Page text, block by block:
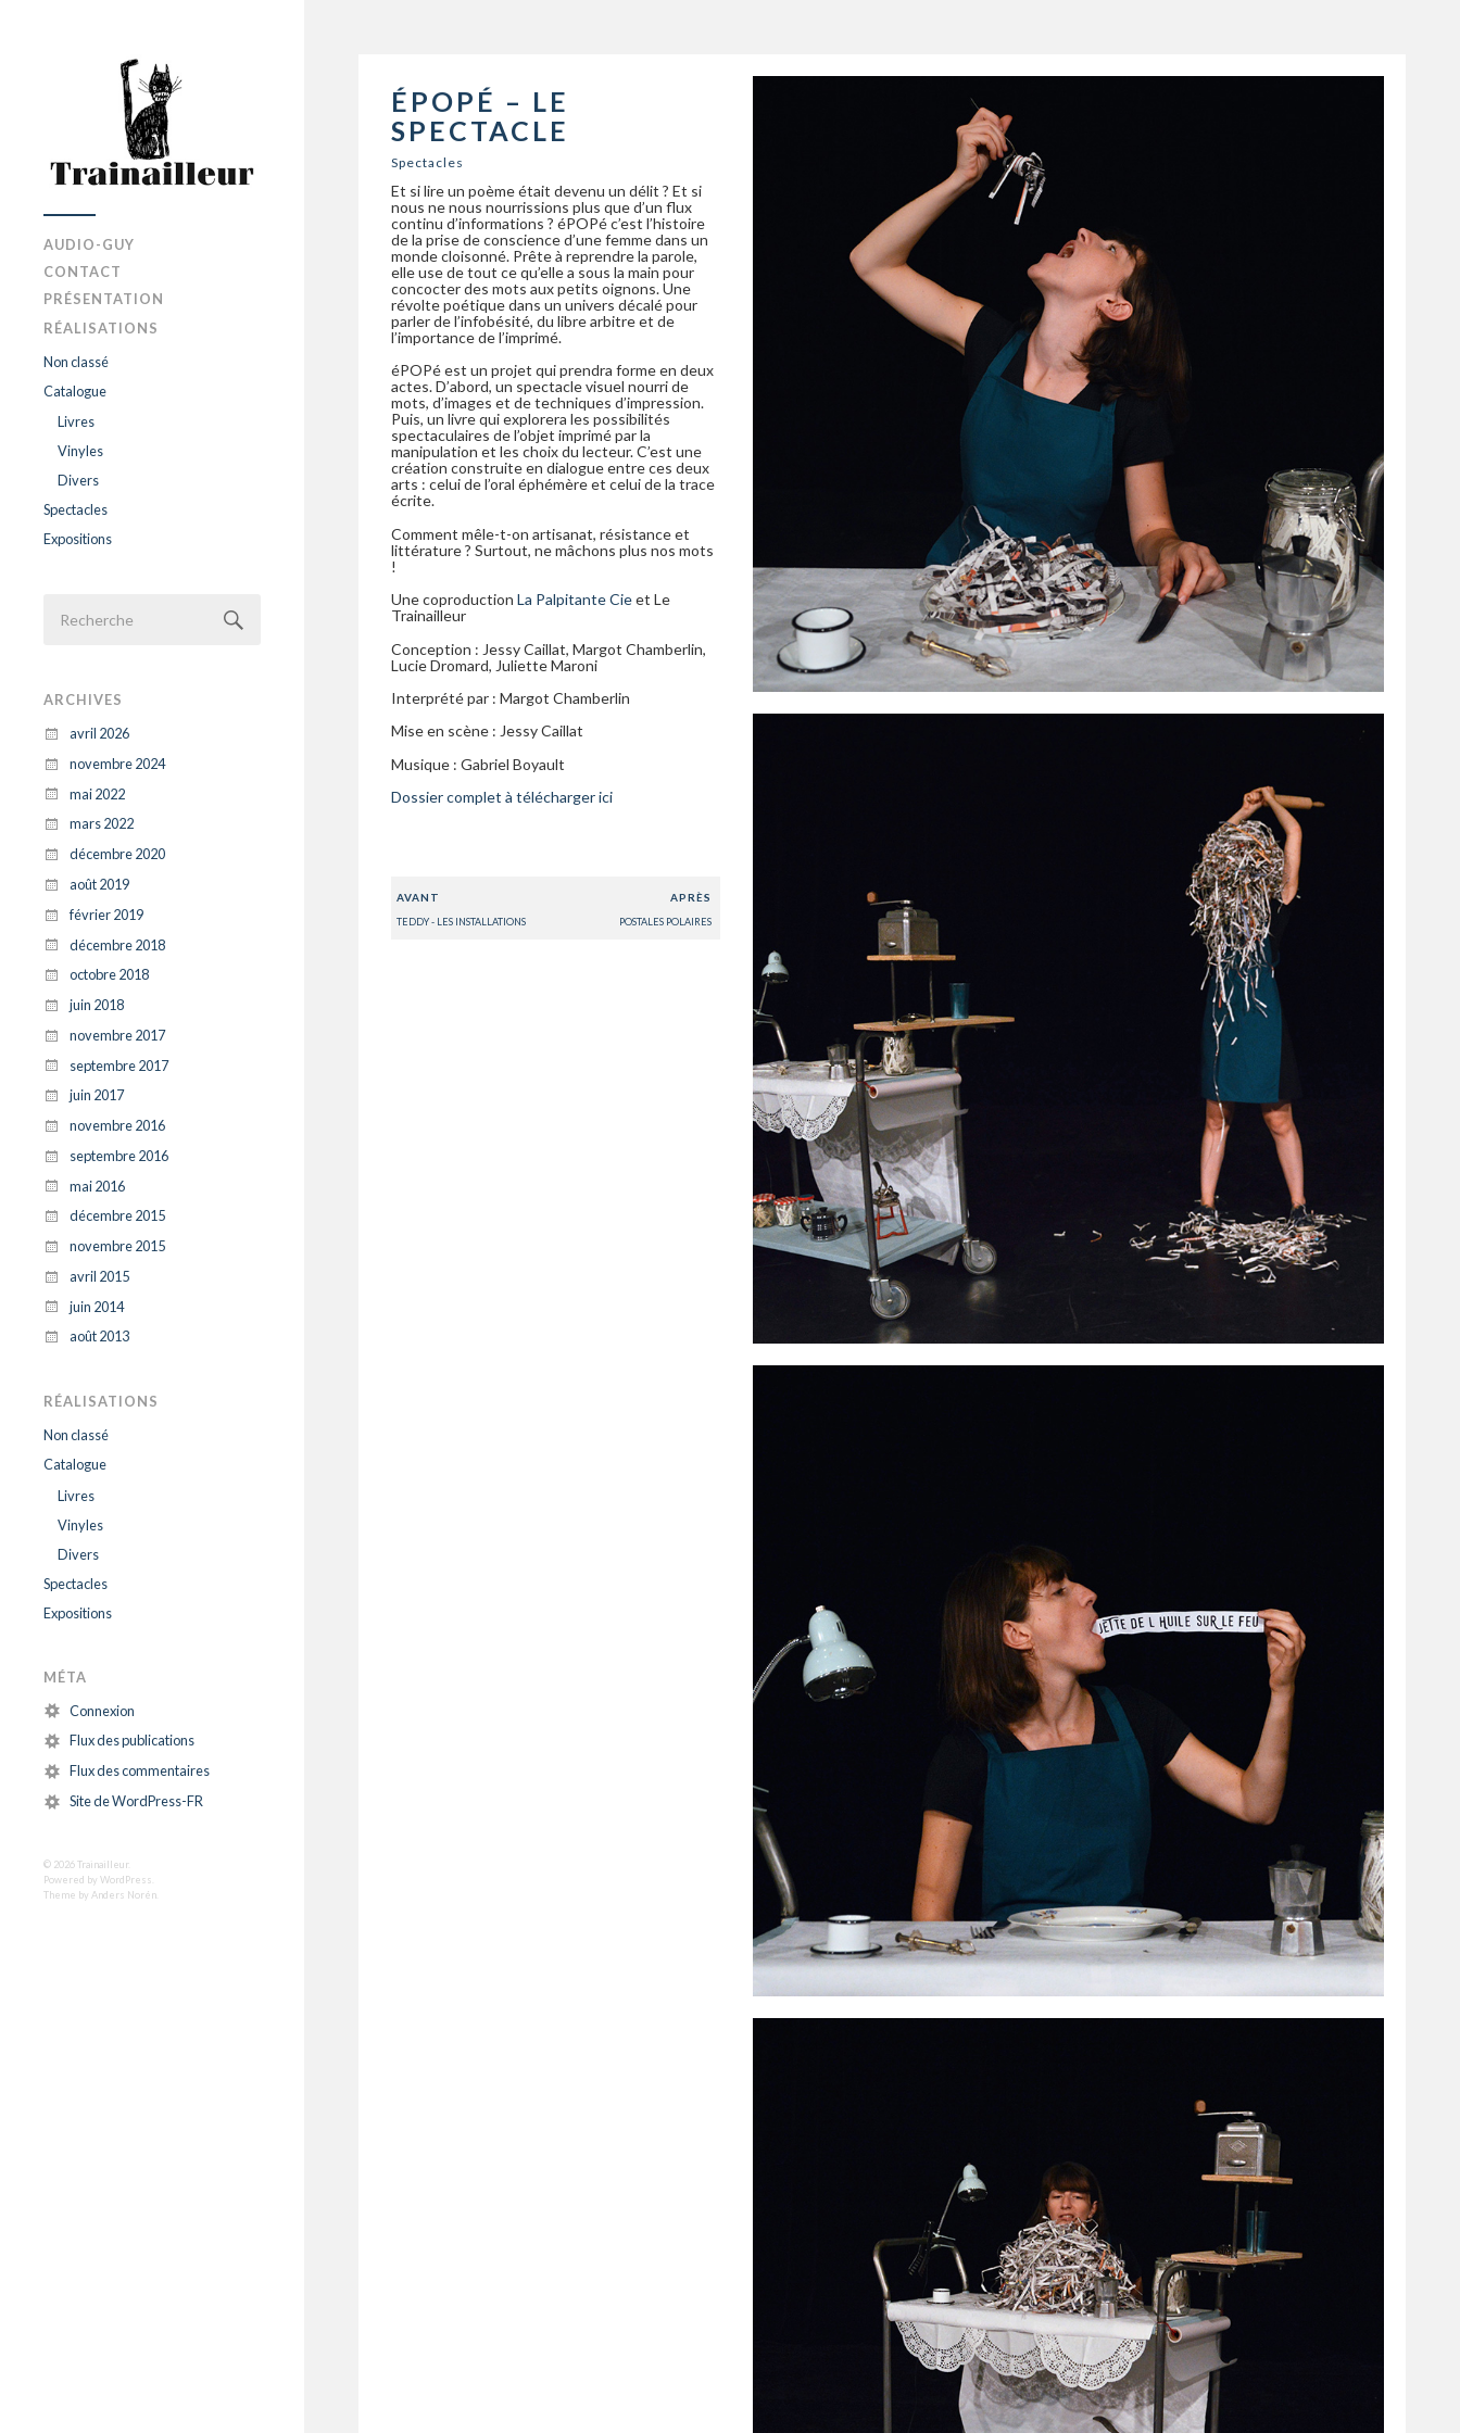
AUDIO-GUY
CONTACT
PRÉSENTATION
RÉALISATIONS
Non classé
Catalogue
Livres
Vinyles
Divers
Spectacles
Expositions
ARCHIVES
avril 2026
novembre 2024
mai 2022
mars 2022
décembre 2020
août 2019
février 2019
décembre 2018
octobre 2018
juin 2018
novembre 2017
septembre 2017
juin 2017
novembre 2016
septembre 2016
mai 2016
décembre 2015
novembre 2015
avril 2015
juin 2014
août 2013
RÉALISATIONS
Non classé
Catalogue
Livres
Vinyles
Divers
Spectacles
Expositions
MÉTA
Connexion
Flux des publications
Flux des commentaires
Site de WordPress-FR
© 2026Trainailleur.
Powered by WordPress
Theme by Anders Norén
ÉPOPÉ – LE
SPECTACLE
Spectacles
Et si lire un poème était devenu un délit ? Et si
nous ne nous nourrissions plus que d’un flux
continu d’informations ? éPOPé c’est l’histoire
de la prise de conscience d’une femme dans un
monde cloisonné. Prête à reprendre la parole,
elle use de tout ce qu’elle a sous la main pour
concocter des mots aux petits oignons. Une
révolte poétique dans un univers décalé pour
parler de l’infobésité, du libre arbitre et de
l’importance de l’imprimé.
éPOPé est un projet qui prendra forme en deux
actes. D’abord, un spectacle visuel nourri de
mots, d’images et de techniques d’impression.
Puis, un livre qui explorera les possibilités
spectaculaires de l’objet imprimé par la
manipulation et les choix du lecteur. C’est une
création construite en dialogue entre ces deux
arts : celui de l’oral éphémère et celui de la trace
écrite.
Comment mêle-t-on artisanat, résistance et
littérature ? Surtout, ne mâchons plus nos mots
!
Une coproduction La Palpitante Cieet Le
Trainailleur
Conception : Jessy Caillat, Margot Chamberlin,
Lucie Dromard, Juliette Maroni
Interprété par : Margot Chamberlin
Mise en scène : Jessy Caillat
Musique : Gabriel Boyault
Dossier complet à télécharger ici
AVANT
TEDDY - LES INSTALLATIONS
APRÈS
POSTALES POLAIRES